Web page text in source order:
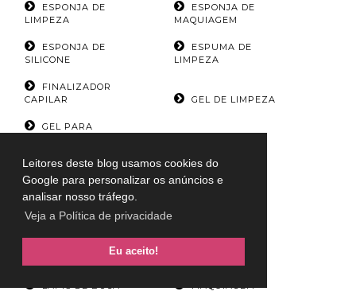
Leitores deste blog usamos cookies do
Google para personalizar os anúncios e
analisar nosso tráfego.
Veja a Política de privacidade
Eu aceito!
ESPONJA DE
LIMPEZA
ESPONJA DE
MAQUIAGEM
ESPONJA DE
SILICONE
ESPUMA DE
LIMPEZA
FINALIZADOR
CAPILAR
GEL DE LIMPEZA
GEL PARA
HIDRATANTE
CORPORAL
HIDRATANTE
FACIAL
LABIAL
LIMPADOR DE